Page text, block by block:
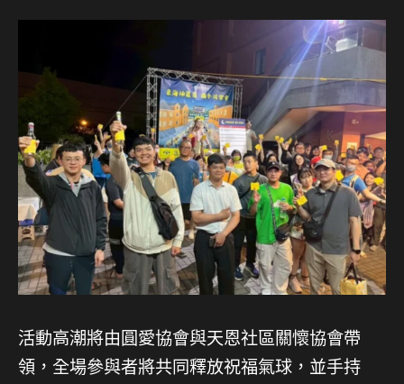
活動高潮將由圓愛協會與天恩社區關懷協會帶
領，全場參與者將共同釋放祝福氣球，並手持